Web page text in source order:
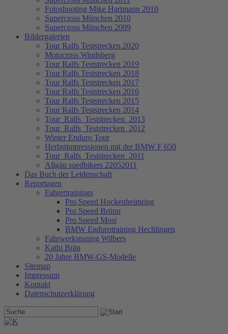
Fotoshooting Mike Hartmann 2010
Supercross München 2010
Supercross München 2009
Bildergalerien
Tour Ralfs Teststrecken 2020
Motocross Windsberg
Tour Ralfs Teststrecken 2019
Tour Ralfs Teststrecken 2018
Tour Ralfs Teststrecken 2017
Tour Ralfs Teststrecken 2016
Tour Ralfs Teststrecken 2015
Tour Ralfs Teststrecken 2014
Tour_Ralfs_Teststrecken_2013
Tour_Ralfs_Teststrecken_2012
Winter Enduro Tour
Herbstimpressionen mit der BMW F 650
Tour_Ralfs_Teststrecken_2011
Allgäu suedbikers 22052011
Das Buch der Leidenschaft
Reportagen
Fahrertrainings
Pro Speed Hockenheimring
Pro Speed Brünn
Pro Speed Most
BMW Endurotraining Hechlingen
Fahrwerkstuning Wilbers
Kathi Bräu
20 Jahre BMW-GS-Modelle
Sitemap
Impressum
Kontakt
Datenschutzerklärung